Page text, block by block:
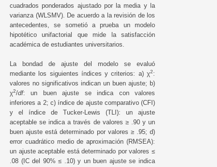
cuadrados ponderados ajustado por la media y la
varianza (WLSMV). De acuerdo a la revisión de los
antecedentes, se sometió a prueba un modelo
hipotético unifactorial que mide la satisfacción
académica de estudiantes universitarios.
La bondad de ajuste del modelo se evaluó
mediante los siguientes índices y criterios: a) χ2:
valores no significativos indican un buen ajuste; b)
χ2/df: un buen ajuste se indica con valores
inferiores a 2; c) índice de ajuste comparativo (CFI)
y el índice de Tucker-Lewis (TLI): un ajuste
aceptable se indica a través de valores ≥ .90 y un
buen ajuste está determinado por valores ≥ .95; d)
error cuadrático medio de aproximación (RMSEA):
un ajuste aceptable está determinado por valores ≤
.08 (IC del 90% ≤ .10) y un buen ajuste se indica